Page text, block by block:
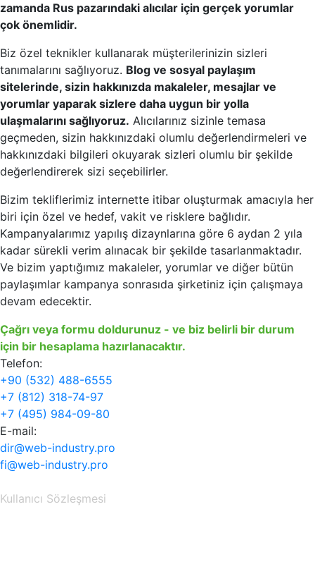
zamanda Rus pazarındaki alıcılar için gerçek yorumlar
çok önemlidir.
Biz özel teknikler kullanarak müşterilerinizin sizleri
tanımalarını sağlıyoruz. Blog ve sosyal paylaşım
sitelerinde, sizin hakkınızda makaleler, mesajlar ve
yorumlar yaparak sizlere daha uygun bir yolla
ulaşmalarını sağlıyoruz. Alıcılarınız sizinle temasa
geçmeden, sizin hakkınızdaki olumlu değerlendirmeleri ve
hakkınızdaki bilgileri okuyarak sizleri olumlu bir şekilde
değerlendirerek sizi seçebilirler.
Bizim tekliflerimiz internette itibar oluşturmak amacıyla her
biri için özel ve hedef, vakit ve risklere bağlıdır.
Kampanyalarımız yapılış dizaynlarına göre 6 aydan 2 yıla
kadar sürekli verim alınacak bir şekilde tasarlanmaktadır.
Ve bizim yaptığımız makaleler, yorumlar ve diğer bütün
paylaşımlar kampanya sonrasıda şirketiniz için çalışmaya
devam edecektir.
Çağrı veya formu doldurunuz - ve biz belirli bir durum
için bir hesaplama hazırlanacaktır.
Telefon:
+90 (532) 488-6555
+7 (812) 318-74-97
+7 (495) 984-09-80
E-mail:
dir@web-industry.pro
fi@web-industry.pro
Kullanıcı Sözleşmesi